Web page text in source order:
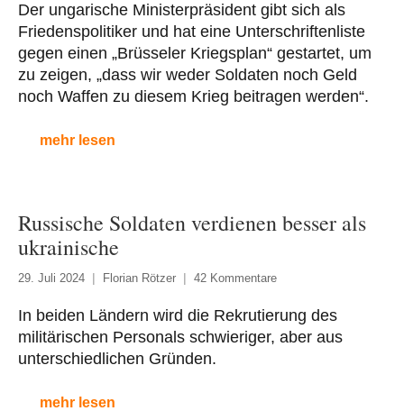
Der ungarische Ministerpräsident gibt sich als
Friedenspolitiker und hat eine Unterschriftenliste
gegen einen „Brüsseler Kriegsplan“ gestartet, um
zu zeigen, „dass wir weder Soldaten noch Geld
noch Waffen zu diesem Krieg beitragen werden“.
mehr lesen
Russische Soldaten verdienen besser als
ukrainische
29. Juli 2024 Florian Rötzer 42 Kommentare
In beiden Ländern wird die Rekrutierung des
militärischen Personals schwieriger, aber aus
unterschiedlichen Gründen.
mehr lesen